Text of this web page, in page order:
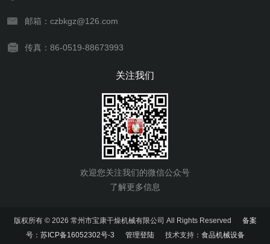
邮箱：czbkgz@126.com
传真：86-0519-88673993
关注我们
欢迎您关注我们的微信公众号
了解更多信息
版权所有 © 2026 常州市宝康干燥机械有限公司 All Rights Reserved 备案
号：苏ICP备16052302号-3
管理登陆技术支持： 食品机械设备